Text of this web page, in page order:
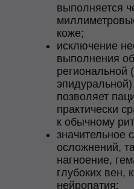
выполняется
коже;
исключение
выполнения
региональной
эпидуральной)
позволяет
практически
к обычному
значительное
осложнений,
нагноение,
глубоких вен,
нейропатия;